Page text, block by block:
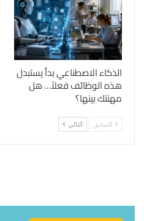
الذكاء الاصطناعي بدأ يستبدل
هذه الوظائف فعلاً… هل
مهنتك بينها؟
السابق التالي